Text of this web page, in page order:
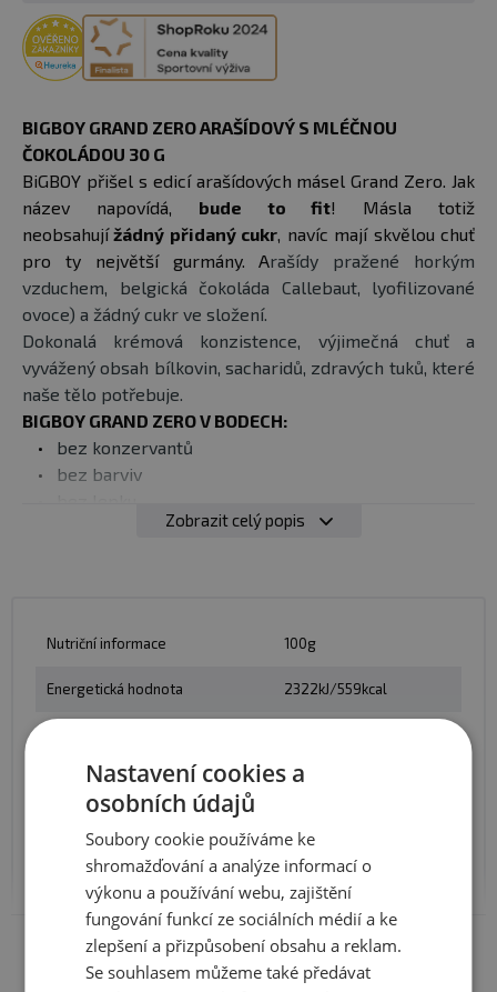
BIGBOY GRAND ZERO ARAŠÍDOVÝ S MLÉČNOU
ČOKOLÁDOU 30 G
BiGBOY přišel s edicí arašídových másel Grand Zero. Jak
název napovídá, bude to fit! Másla totiž
neobsahujížádný přidaný cukr, navíc mají skvělou chuť
pro ty největší gurmány. Arašídy pražené horkým
vzduchem, belgická čokoláda Callebaut, lyofilizované
ovoce) a žádný cukr ve složení.
Dokonalá krémová konzistence, výjimečná chuť a
vyvážený obsah bílkovin, sacharidů, zdravých tuků, které
naše tělo potřebuje.
BIGBOY GRAND ZERO V BODECH:
bez konzervantů
bez barviv
bez palmového oleje či jiných příměsí
Minimální trvanlivost:Viz obal
Zobrazit celý popis
Nutriční informace 100g
Energetická hodnota 2322kJ/559kcal
- z toho nasycené 11,7g
- toho cukry 6,4g
Bílkoviny 23,9g
Zobrazit celé parametry
Nastavení cookies a
osobních údajů
Soubory cookie používáme ke
shromažďování a analýze informací o
výkonu a používání webu, zajištění
fungování funkcí ze sociálních médií a ke
zlepšení a přizpůsobení obsahu a reklam.
Se souhlasem můžeme také předávat